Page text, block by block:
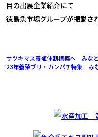
目の出展企業紹介にて
徳島魚市場グループが掲載さ
サツキマス養殖体制構築へ みな
23年養殖ブリ・カンパチ特集 み